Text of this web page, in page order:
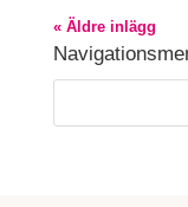
« Äldre inlägg